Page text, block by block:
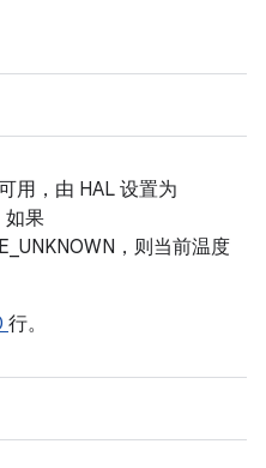
用，由 HAL 设置为
如果
，则当前温度
行。